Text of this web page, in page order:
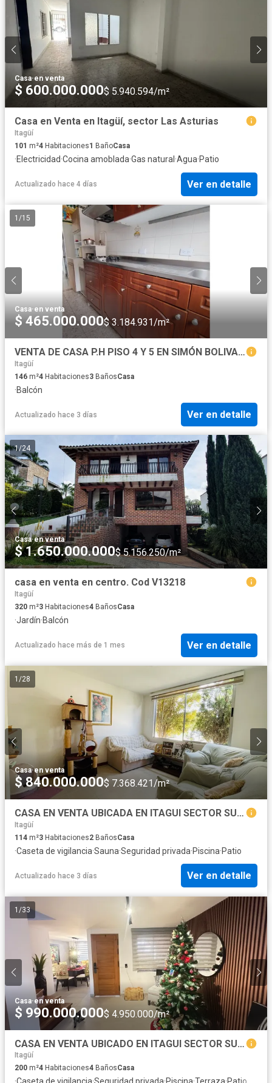
Casa·en venta
$ 600.000.000$ 5.940.594/m²
Casa en Venta en Itagüí, sector Las Asturias
Itagüí
101 m²4 Habitaciones1 BañoCasa
·Electricidad·Cocina amoblada·Gas natural ·Agua·Patio
Actualizado hace 4 días Ver en detalle
1 /15
Casa·en venta
$ 465.000.000$ 3.184.931/m²
VENTA DE CASA P.H PISO 4 Y 5 EN SIMÓN BOLIVAR, ITAGU
Itagüí
146 m²4 Habitaciones3 BañosCasa
·Balcón
Actualizado hace 3 días Ver en detalle
1/24
Casa·en venta
$ 1.650.000.000$ 5.156.250/m²
casa en venta en centro. Cod V13218
Itagüí
320 m²3 Habitaciones4 BañosCasa
·Jardín·Balcón
Actualizado hace más de 1 mes Ver en detalle
1 /28
Casa·en venta
$ 840.000.000$ 7.368.421/m²
CASA EN VENTA UBICADA EN ITAGUI SECTOR SURAMÉRICA
Itagüí
114 m²3 Habitaciones2 BañosCasa
·Caseta de vigilancia·Sauna·Seguridad privada·Piscina·Patio
Actualizado hace 3 días Ver en detalle
1 /33
Casa·en venta
$ 990.000.000$ 4.950.000/m²
CASA EN VENTA UBICADO EN ITAGUI SECTOR SURAMERICA
Itagüí
200 m²4 Habitaciones4 BañosCasa